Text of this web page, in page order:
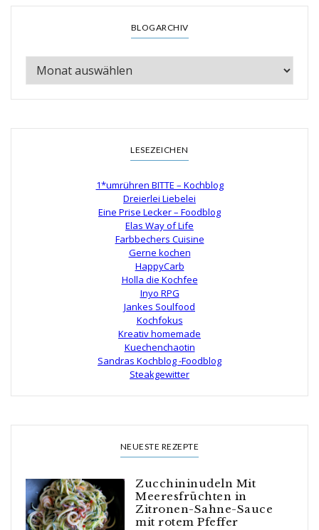
BLOGARCHIV
LESEZEICHEN
1*umrühren BITTE – Kochblog
Dreierlei Liebelei
Eine Prise Lecker – Foodblog
Elas Way of Life
Farbbechers Cuisine
Gerne kochen
HappyCarb
Holla die Kochfee
Inyo RPG
Jankes Soulfood
Kochfokus
Kreativ homemade
Kuechenchaotin
Sandras Kochblog -Foodblog
Steakgewitter
NEUESTE REZEPTE
Zucchininudeln Mit
Meeresfrüchten in
Zitronen-Sahne-Sauce
mit rotem Pfeffer